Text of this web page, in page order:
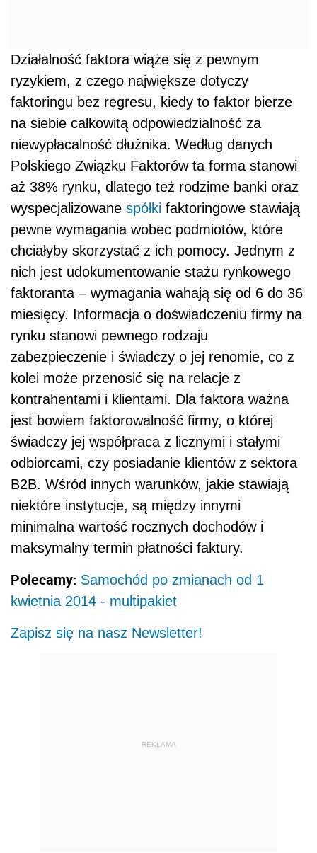
Działalność faktora wiąże się z pewnym
ryzykiem, z czego największe dotyczy
faktoringu bez regresu, kiedy to faktor bierze
na siebie całkowitą odpowiedzialność za
niewypłacalność dłużnika. Według danych
Polskiego Związku Faktorów ta forma stanowi
aż 38% rynku, dlatego też rodzime banki oraz
wyspecjalizowane spółki faktoringowe stawiają
pewne wymagania wobec podmiotów, które
chciałyby skorzystać z ich pomocy. Jednym z
nich jest udokumentowanie stażu rynkowego
faktoranta – wymagania wahają się od 6 do 36
miesięcy. Informacja o doświadczeniu firmy na
rynku stanowi pewnego rodzaju
zabezpieczenie i świadczy o jej renomie, co z
kolei może przenosić się na relacje z
kontrahentami i klientami. Dla faktora ważna
jest bowiem faktorowalność firmy, o której
świadczy jej współpraca z licznymi i stałymi
odbiorcami, czy posiadanie klientów z sektora
B2B. Wśród innych warunków, jakie stawiają
niektóre instytucje, są między innymi
minimalna wartość rocznych dochodów i
maksymalny termin płatności faktury.
Polecamy: Samochód po zmianach od 1
kwietnia 2014 - multipakiet
Zapisz się na nasz Newsletter!
REKLAMA